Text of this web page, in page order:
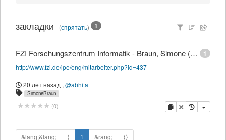
закладки (спрятать) 1
1
FZI Forschungszentrum Informatik - Braun, Simone (Dipl.-Mediensystemwiss.)
http://www.fzi.de/ipe/eng/mitarbeiter.php?id=437
20 лет назад , @abhita
SimoneBraun
(0) копировать
удалить
&lang;&lang; ⟨ 1 &rang; ⟩⟩